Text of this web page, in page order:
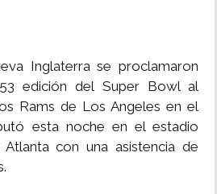
Inglaterra se proclamaron
edición del Super Bowl al
Rams de Los Angeles en el
esta noche en el estadio
con una asistencia de